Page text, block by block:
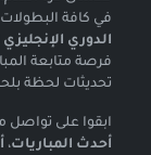
في كافة البطولات
الدوري الإنجليزي
فرصة متابعة
تحديثات لحظة
ابقوا على تواصل
أحدث المباريات،